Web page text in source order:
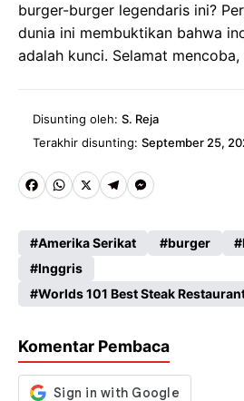
burger-burger legendaris ini?
dunia ini membuktikan bahwa
adalah kunci. Selamat
Disunting oleh: S. Reja
Terakhir disunting: September 25,
Fa
b
o
o
k
W
ts
A
p
X
Te
gr
a
m
M
se
n
g
er
Amerika Serikat burger
Inggris
Worlds 101 Best Steak
Komentar Pembaca